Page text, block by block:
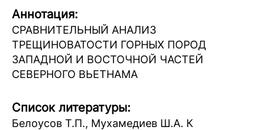
Аннотация:
СРАВНИТЕЛЬНЫЙ АНАЛИЗ
ТРЕЩИНОВАТОСТИ ГОРНЫХ ПОРОД
ЗАПАДНОЙ И ВОСТОЧНОЙ ЧАСТЕЙ
СЕВЕРНОГО ВЬЕТНАМА
Список литературы:
Белоусов Т.П., Мухамедиев Ш.А. К